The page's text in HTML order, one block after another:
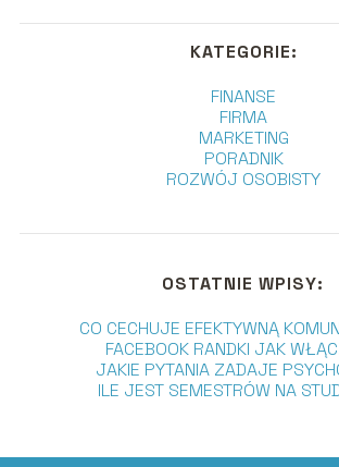
KATEGORIE:
FINANSE
FIRMA
MARKETING
PORADNIK
ROZWÓJ OSOBISTY
OSTATNIE WPISY:
CO CECHUJE EFEKTYWNĄ
FACEBOOK RANDKI JAK
JAKIE PYTANIA ZADAJE
ILE JEST SEMESTRÓW NA